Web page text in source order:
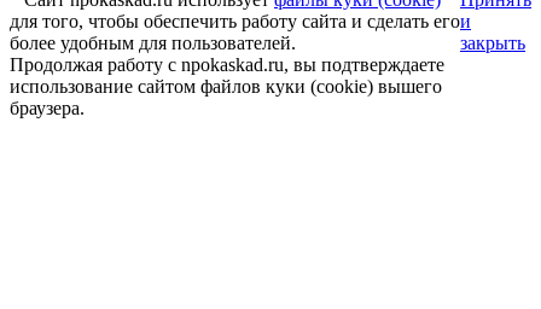
для того, чтобы обеспечить работу сайта и сделать его
более удобным для пользователей.
Продолжая работу с npokaskad.ru, вы подтверждаете
использование сайтом файлов куки (cookie) вышего
браузера.
и
закрыть